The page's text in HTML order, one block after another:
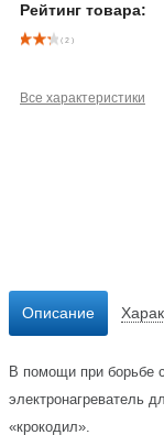
Рейтинг товара:
( 2 )
Все характеристики
Описание
В помощи при борьбе
электронагреватель
«крокодил».